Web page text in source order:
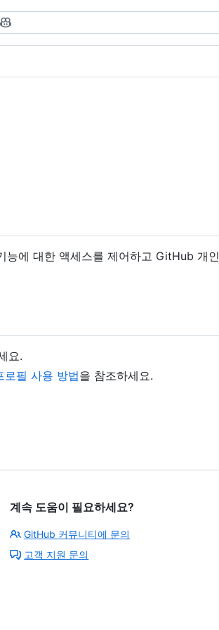
에 대한 액세스를 제어하고 GitHub 개인
요.
필 사용 방법을 참조하세요.
계속 도움이 필요하세요?
GitHub 커뮤니티에 문의
고객 지원 문의